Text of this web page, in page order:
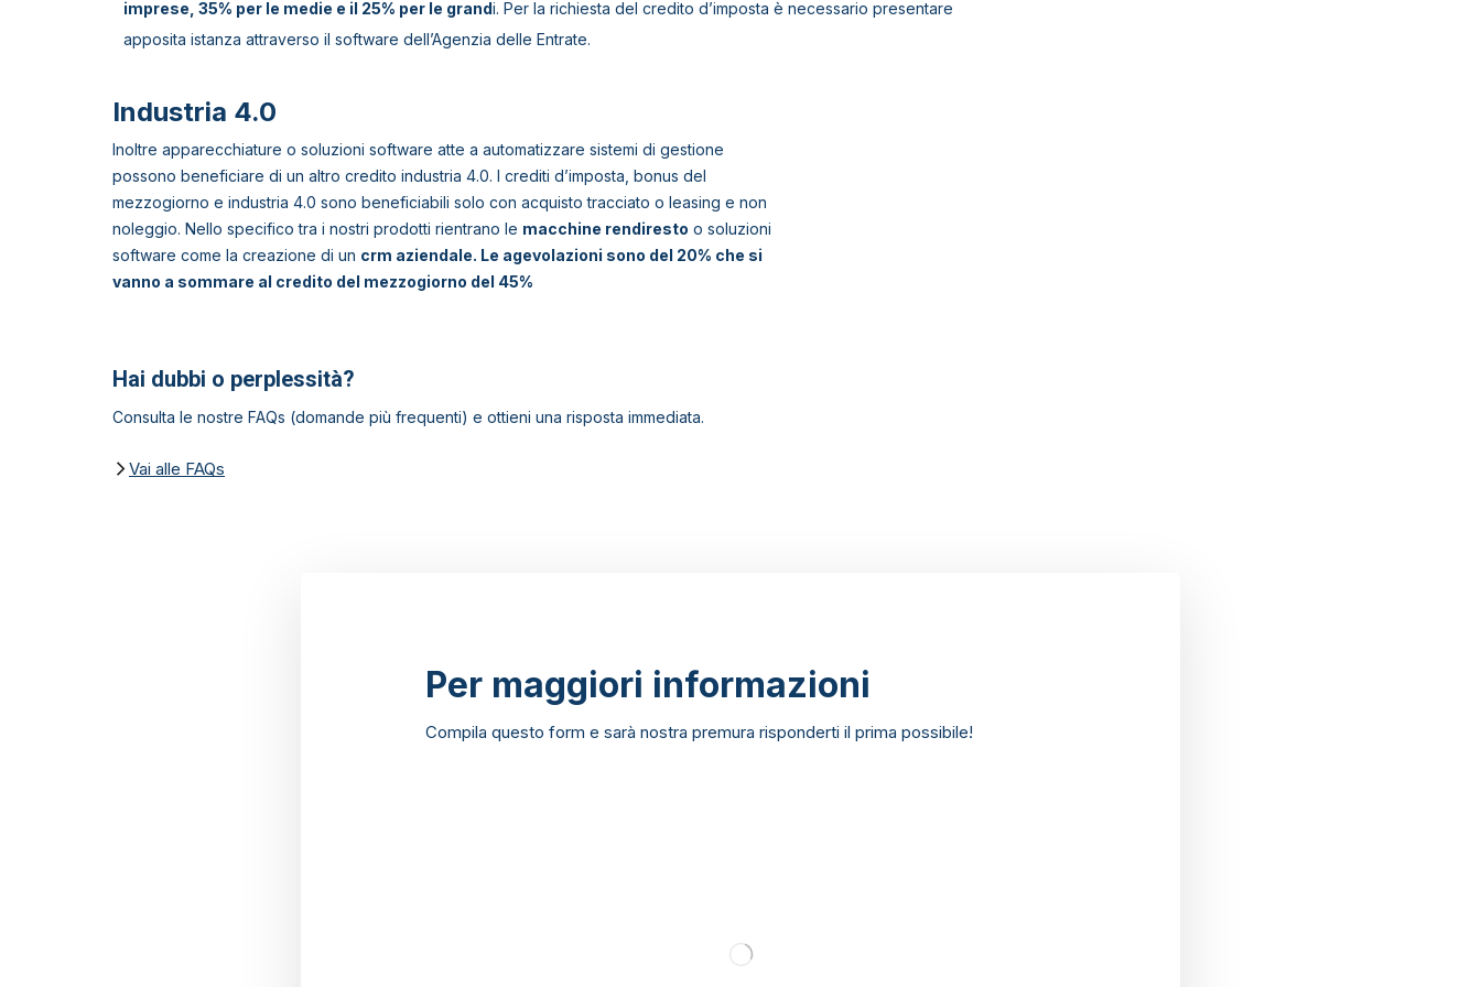
imprese, 35% per le medie e il 25% per le grandi. Per la richiesta del credito d’imposta è necessario presentare
apposita istanza attraverso il software dell’Agenzia delle Entrate.
Industria 4.0
Inoltre apparecchiature o soluzioni software atte a automatizzare sistemi di gestione
possono beneficiare di un altro credito industria 4.0. I crediti d’imposta, bonus del
mezzogiorno e industria 4.0 sono beneficiabili solo con acquisto tracciato o leasing e non
noleggio. Nello specifico tra i nostri prodotti rientrano le macchine rendiresto o soluzioni
software come la creazione di un crm aziendale. Le agevolazioni sono del 20% che si
vanno a sommare al credito del mezzogiorno del 45%
Hai dubbi o perplessità?
Consulta le nostre FAQs (domande più frequenti) e ottieni una risposta immediata.
Vai alle FAQs
Per maggiori informazioni
Compila questo form e sarà nostra premura risponderti il prima possibile!